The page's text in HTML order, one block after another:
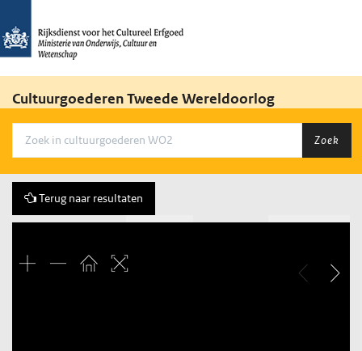
Cultuurgoederen Tweede Wereldoorlog
Zoek
Terug naar resultaten